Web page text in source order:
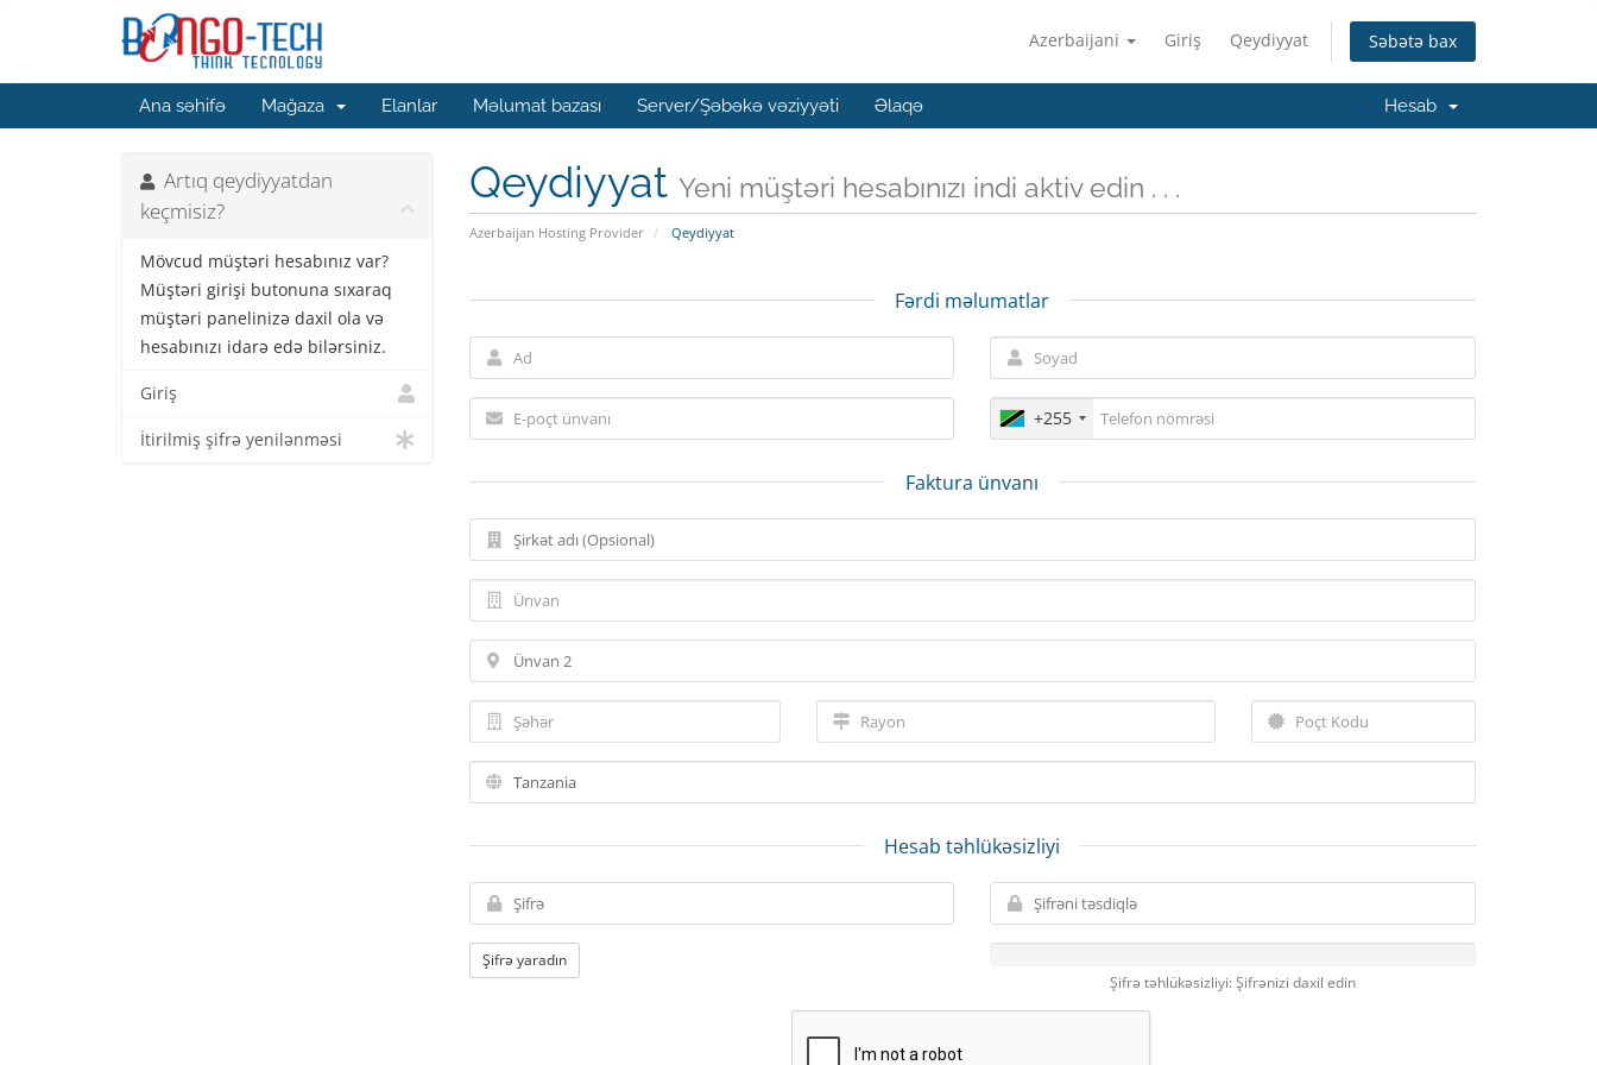
Azerbaijani Giriş Qeydiyyat Səbətə bax
Ana səhifə Mağaza Elanlar Məlumat bazası Server/Şəbəkə vəziyyəti Əlaqə Hesab
Qeydiyyat Yeni müştəri hesabınızı indi aktiv edin . . .
Azerbaijan Hosting Provider Qeydiyyat
Artıq qeydiyyatdan
keçmisiz?
Mövcud müştəri hesabınız var?
Müştəri girişi butonuna sıxaraq
müştəri panelinizə daxil ola və
hesabınızı idarə edə bilərsiniz.
Giriş
İtirilmiş şifrə yenilənməsi
Fərdi məlumatlar
+255
Faktura ünvanı
Hesab təhlükəsizliyi
Şifrə yaradın
Şifrə təhlükəsizliyi: Şifrənizi daxil edin